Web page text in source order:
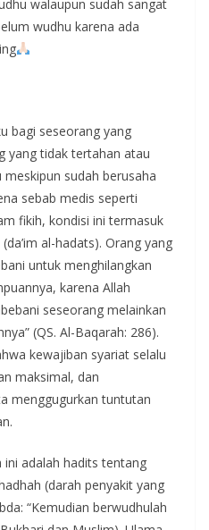
walaupun sudah sangat
wudhu karena ada
bagi seseorang yang
yang tidak tertahan atau
sudah berusaha
sebab medis seperti
fikih, kondisi ini termasuk
al-hadats). Orang yang
untuk menghilangkan
karena Allah
seseorang melainkan
(QS. Al-Baqarah: 286).
kewajiban syariat selalu
maksimal, dan
menggugurkan tuntutan
ini adalah hadits tentang
(darah penyakit yang